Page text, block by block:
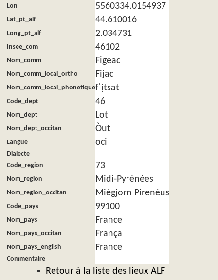
Lon 5560334.0154937
Lat_pt_alf 44.610016
Long_pt_alf 2.034731
Insee_com 46102
Nom_comm Figeac
Nom_comm_local_ortho Fijac
Nom_comm_local_phonetiquefˈịtsat
Code_dept 46
Nom_dept Lot
Nom_dept_occitan Òut
Langue oci
Dialecte
Code_region
73
Nom_region Midi-Pyrénées
Nom_region_occitan Miègjorn Pirenèus
Code_pays 99100
Nom_pays France
Nom_pays_occitan França
Nom_pays_english France
Commentaire
Retour à la liste des lieux ALF